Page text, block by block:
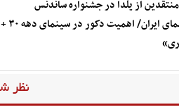
از یلدا در جشنواره ساندنس‌
اهمیت دکور در سینمای دهه ۳۰ + ویدئو
نظر